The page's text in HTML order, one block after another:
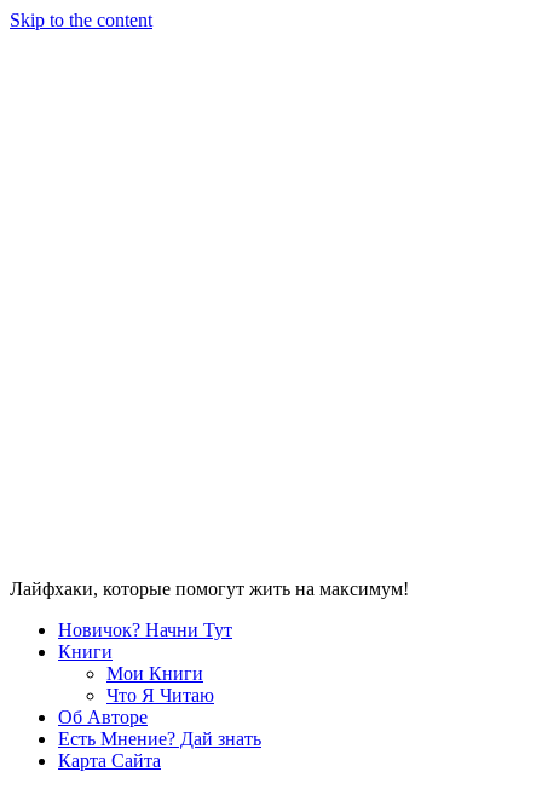
Skip to the content
Лайфхаки, которые помогут жить на максимум!
Новичок? Начни Тут
Книги
Мои Книги
Что Я Читаю
Об Авторе
Есть Мнение? Дай знать
Карта Сайта